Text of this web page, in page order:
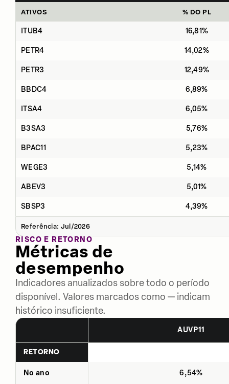
ATIVOS % DO PL
ITUB4 16,81%
PETR4 14,02%
PETR3 12,49%
BBDC4 6,89%
ITSA4 6,05%
B3SA3 5,76%
BPAC11 5,23%
WEGE3 5,14%
ABEV3 5,01%
SBSP3 4,39%
Referência: Jul/2026
RISCO E RETORNO
Métricas de
desempenho
Indicadores anualizados sobre todo o período
disponível. Valores marcados como — indicam
histórico insuficiente.
AUVP11
RETORNO
No ano 6,54%